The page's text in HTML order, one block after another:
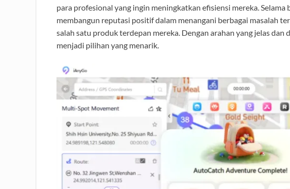
para profesional yang ingin meningkatkan efisiensi mereka.
membangun reputasi positif dalam menangani berbagai masalah
salah satu produk terdepan mereka. Dengan arahan yang jelas dan
menjadi pilihan yang menarik.